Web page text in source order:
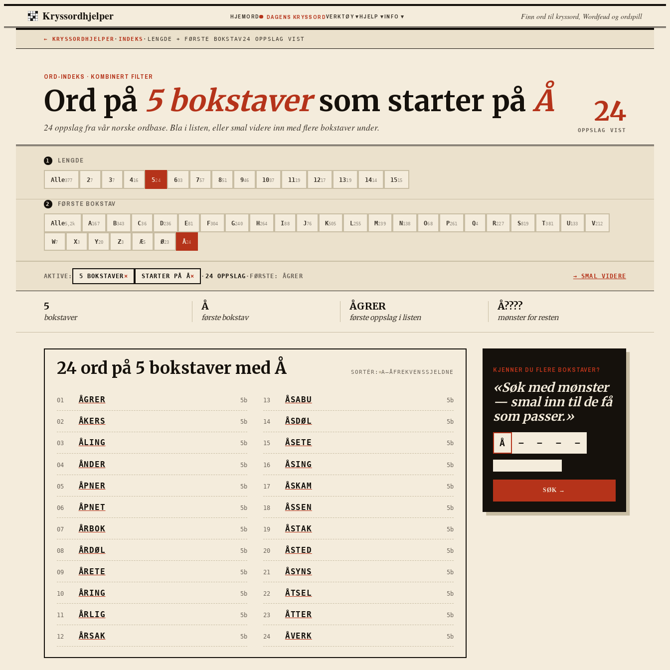
Kryssordhjelper HJEMORD DAGENS KRYSSORDVERKTØY▾HJELP ▾INFO ▾ Finn ord til kryssord, Wordfeud og ordspill
← KRYSSORDHJELPER · INDEKS · LENGDE + FØRSTE BOKSTAV24 OPPSLAG VIST
ORD-INDEKS · KOMBINERT FILTER
Ord på 5bokstaversom starter påÅ
24oppslag fra vår norske ordbase. Bla i listen, eller smal videre inn med flere bokstaver under. 24
OPPSLAG VIST
1 LENGDE
Alle377 27 37 416 524 633 757 851 946 1037 11 19 1217 1319 1414 1515
2 FØRSTE BOKSTAV
Alle5,2k A167 B343 C36 D236 E81 F304 G240 H264 I88 J76 K505 L 255 M239 N138 O68 P261 Q4 R227 S819 T381 U133 V212
W7 X3 Y20 Z3 Æ5 Ø23 Å24
AKTIVE: 5 BOKSTAVER × STARTER PÅ Å× · 24 OPPSLAG · FØRSTE: ÅGRER → SMAL VIDERE
5
bokstaver
Å
første bokstav
ÅGRER
første oppslag i listen
Å????
mønster for resten
24 ord på 5 bokstaver med Å SORTÉR: A–ÅFREKVENSSJELDNE
01 ÅGRER 5b
02 ÅKERS 5b
03 ÅLING 5b
04 ÅNDER 5b
05 ÅPNER 5b
06 ÅPNET 5b
07 ÅRBOK 5b
08 ÅRDØL 5b
09 ÅRETE 5b
10 ÅRING 5b
11 ÅRLIG 5b
12 ÅRSAK 5b
13 ÅSABU 5b
14 ÅSDØL 5b
15 ÅSETE 5b
16 ÅSING 5b
17 ÅSKAM 5b
18 ÅSSEN 5b
19 ÅSTAK 5b
20 ÅSTED 5b
21 ÅSYNS 5b
22 ÅTSEL 5b
23 ÅTTER 5b
24 ÅVERK 5b
KJENNER DU FLERE BOKSTAVER?
«Søk med mønster
— smal inn til de få
som passer.»
Å − − − −
SØK →